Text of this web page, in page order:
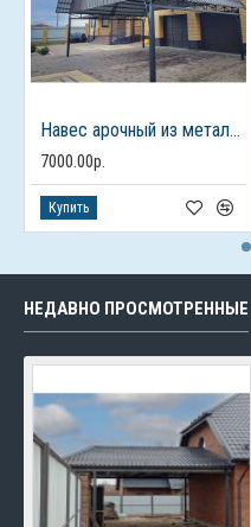
Навес арочный из металлочерепицы для авто
7000.00р.
Купить
НЕДАВНО ПРОСМОТРЕННЫЕ